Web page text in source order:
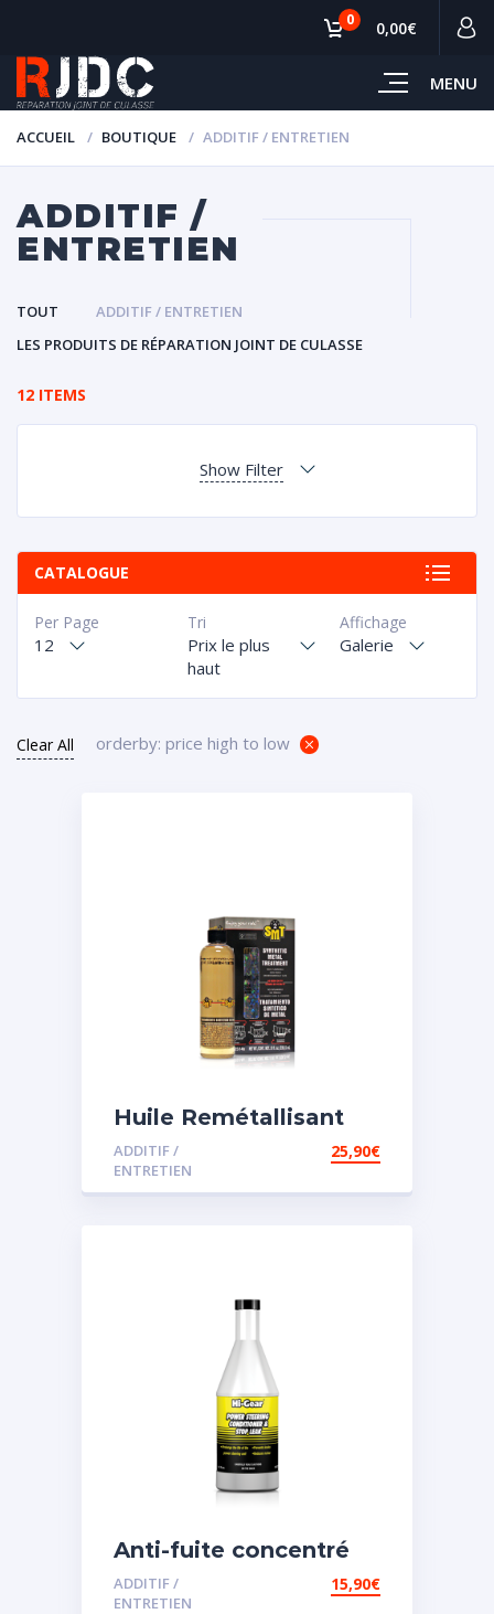
MENU
0 0,00€
ACCUEIL BOUTIQUE ADDITIF / ENTRETIEN
ADDITIF /
ENTRETIEN
TOUT
ADDITIF / ENTRETIEN
LES PRODUITS DE RÉPARATION JOINT DE CULASSE
12 ITEMS
Show Filter
CATALOGUE
Affichage
Galerie
Tri
Prix le plus
haut
Per Page
12
Clear All orderby: price high to low
Huile Remétallisant
Moteur SMT2
ADDITIF /
ENTRETIEN
25,90€
Anti-fuite concentré
pour direction
assistée
ADDITIF /
ENTRETIEN
15,90€